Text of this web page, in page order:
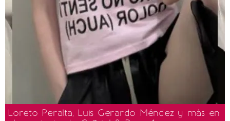
Loreto Peralta, Luis Gerardo Méndez y más en